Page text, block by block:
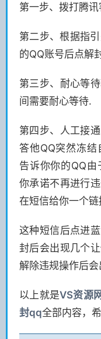
第一步、拨打腾
第二步、根据指
的QQ账号后点解封
第三步、耐心等
间需要耐心等待.
第四步、人工接
答他QQ突然冻结
告诉你你的QQ
你承诺不再进行
在短信给你一个链
这种短信后点进
封后会出现几个
解除违规操作后
以上就是VS资源
封qq全部内容，